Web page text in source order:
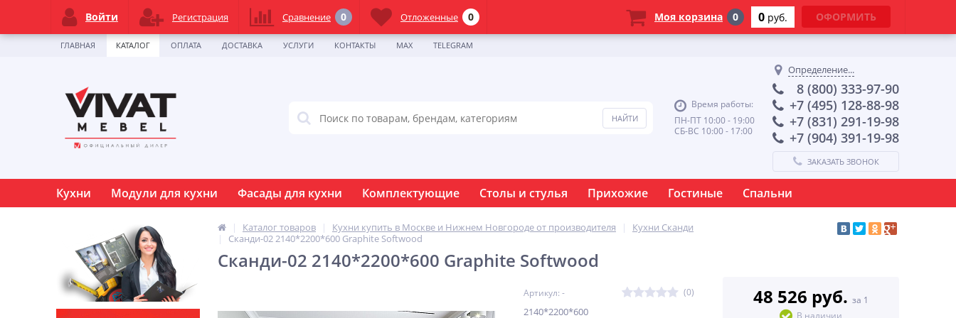
ГЛАВНАЯ КАТАЛОГ ОПЛАТА ДОСТАВКА УСЛУГИ КОНТАКТЫ MAX TELEGRAM
Время работы:
ПН-ПТ 10:00 - 19:00
СБ-ВС 10:00 - 17:00
Определение...
8 (800) 333-97-90
+7 (495) 128-88-98
+7 (831) 291-19-98
+7 (904) 391-19-98
ЗАКАЗАТЬ ЗВОНОК
Кухни Модули для кухни Фасады для кухни Комплектующие Столы и стулья Прихожие Гостиные Спальни
Каталог товаров Кухни купить в Москве и Нижнем Новгороде от производителя
Кухни Сканди
Сканди-02 2140*2200*600 Graphite Softwood
Сканди-02 2140*2200*600 Graphite Softwood
Артикул: - (0)
2140*2200*600
48 526 руб. за 1
В наличии
Войти Регистрация Сравнение 0 Отложенные 0 Моя корзина 0 0 руб. ОФОРМИТЬ